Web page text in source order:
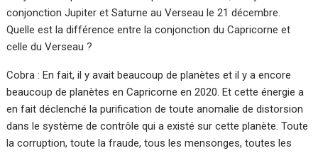
conjonction Jupiter et Saturne au Verseau le 21 décembre.
Quelle est la différence entre la conjonction du Capricorne et
celle du Verseau ?
Cobra : En fait, il y avait beaucoup de planètes et il y a encore
beaucoup de planètes en Capricorne en 2020. Et cette énergie a
en fait déclenché la purification de toute anomalie de distorsion
dans le système de contrôle qui a existé sur cette planète. Toute
la corruption, toute la fraude, tous les mensonges, toutes les